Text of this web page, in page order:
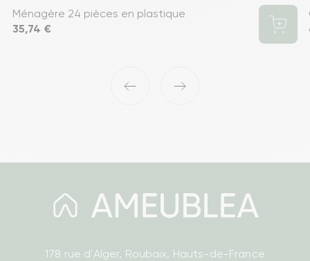
Ménagère 24 pièces en plastique
Prix
35,74 €
‹ ›
178 rue d'Alger, Roubaix, Hauts-de-France